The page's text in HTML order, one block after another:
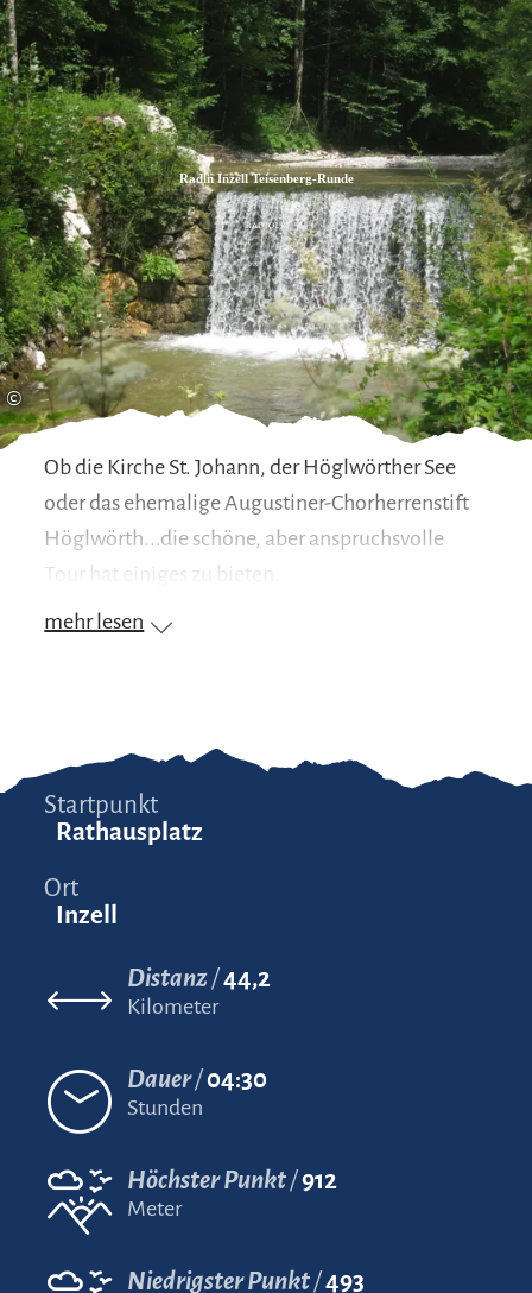
Zum
Inhalt
Zur
Suche
Zum
Footer
©
Radln Inzell Teisenberg-Runde
RADTOUR
Ob die Kirche St. Johann, der Höglwörther See
oder das ehemalige Augustiner-Chorherrenstift
Höglwörth...die schöne, aber anspruchsvolle
Tour hat einiges zu bieten.
mehr lesen
Startpunkt
Rathausplatz
Ort
Inzell
Distanz 44,2
Kilometer
Dauer 04:30
Stunden
Höchster Punkt 912
Meter
Niedrigster Punkt 493